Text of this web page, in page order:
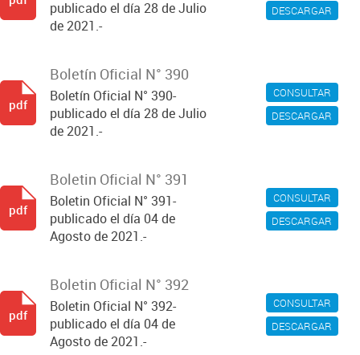
DESCARGAR
publicado el día 28 de Julio
de 2021.-
CONSULTAR
DESCARGAR
Boletín Oficial N° 390
Boletín Oficial N° 390-
publicado el día 28 de Julio
de 2021.-
pdf
CONSULTAR
DESCARGAR
Boletin Oficial N° 391
Boletin Oficial N° 391-
publicado el día 04 de
Agosto de 2021.-
pdf
CONSULTAR
DESCARGAR
Boletin Oficial N° 392
Boletin Oficial N° 392-
publicado el día 04 de
Agosto de 2021.-
pdf